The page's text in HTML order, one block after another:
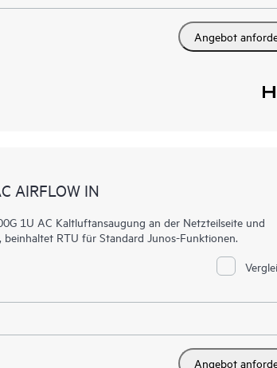
Angebot
AIRFLOW IN
1U AC Kaltluftansaugung an der Netzteilseite und
RTU für Standard Junos-Funktionen.
Angebot